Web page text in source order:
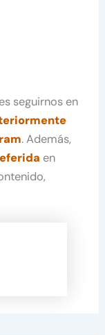
seguirnos en
. Además,
en